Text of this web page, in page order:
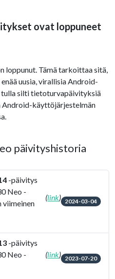
ovat loppuneet
loppunut. Tämä tarkoittaa sitä,
uusia, virallisia Android-
silti tietoturvapäivityksiä
Android-käyttöjärjestelmän
päivityshistoria
-päivitys
Neo -
viimeinen
(link) 2024-03-04
-päivitys
Neo -
(link) 2023-07-20